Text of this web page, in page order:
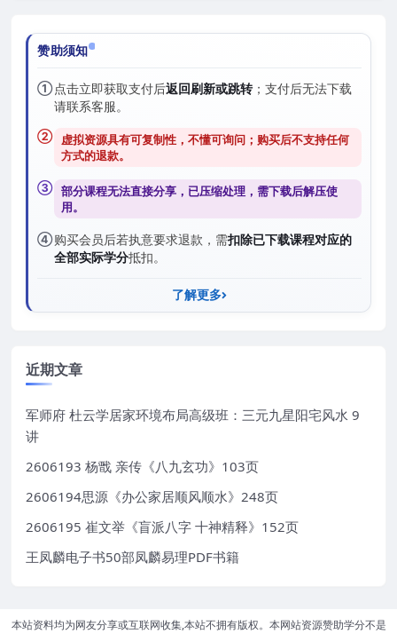
赞助须知
①点击立即获取支付后返回刷新或跳转；支付后无法下载
请联系客服。
② 虚拟资源具有可复制性，不懂可询问；购买后不支持任何
方式的退款。
③ 部分课程无法直接分享，已压缩处理，需下载后解压使
用。
④购买会员后若执意要求退款，需扣除已下载课程对应的
全部实际学分抵扣。
了解更多
近期文章
军师府 杜云学居家环境布局高级班：三元九星阳宅风水 9
讲
2606193 杨戬 亲传《八九玄功》103页
2606194思源《办公家居顺风顺水》248页
2606195 崔文举《盲派八字 十神精释》152页
王凤麟电子书50部凤麟易理PDF书籍
本站资料均为网友分享或互联网收集,本站不拥有版权。本网站资源赞助学分不是